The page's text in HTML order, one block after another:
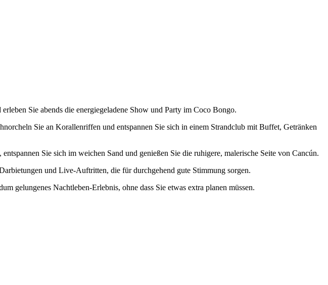
Sie abends die energiegeladene Show und Party im Coco Bongo.
Sie an Korallenriffen und entspannen Sie sich in einem Strandclub mit Buffet, Getränken
Sie sich im weichen Sand und genießen Sie die ruhigere, malerische Seite von Cancún.
und Live-Auftritten, die für durchgehend gute Stimmung sorgen.
gelungenes Nachtleben-Erlebnis, ohne dass Sie etwas extra planen müssen.